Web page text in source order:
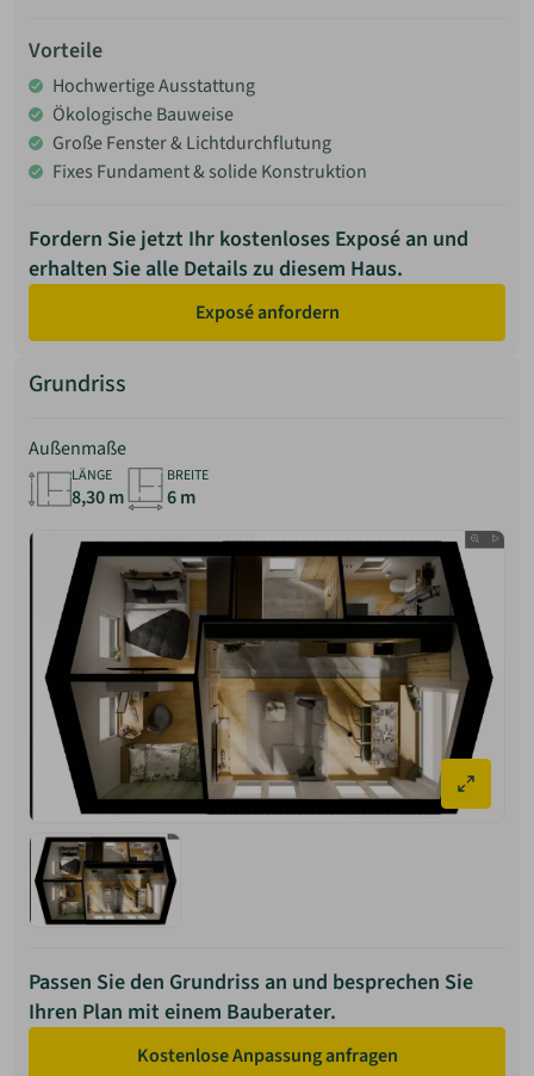
Vorteile
Hochwertige Ausstattung
Ökologische Bauweise
Große Fenster & Lichtdurchflutung
Fixes Fundament & solide Konstruktion
Fordern Sie jetzt Ihr kostenloses Exposé an und
erhalten Sie alle Details zu diesem Haus.
Exposé anfordern
Grundriss
Außenmaße
LÄNGE
8,30 m
BREITE
6 m
Passen Sie den Grundriss an und besprechen Sie
Ihren Plan mit einem Bauberater.
Kostenlose Anpassung anfragen